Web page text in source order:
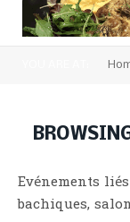
Evénements
bachiques,